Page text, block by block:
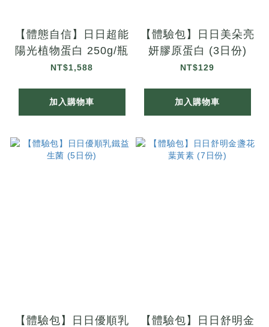
【體態自信】日日超能
陽光植物蛋白 250g/瓶
NT$1,588
加入購物車
【體驗包】日日美朵亮
妍膠原蛋白 (3日份)
NT$129
加入購物車
【體驗包】日日優順乳
【體驗包】日日舒明金